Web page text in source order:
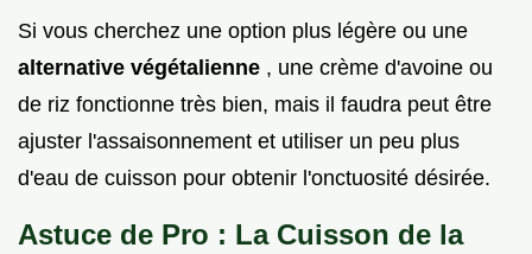
Si vous cherchez une option plus légère ou une
alternative végétalienne , une crème d'avoine ou
de riz fonctionne très bien, mais il faudra peut être
ajuster l'assaisonnement et utiliser un peu plus
d'eau de cuisson pour obtenir l'onctuosité désirée.
Astuce de Pro : La Cuisson de la